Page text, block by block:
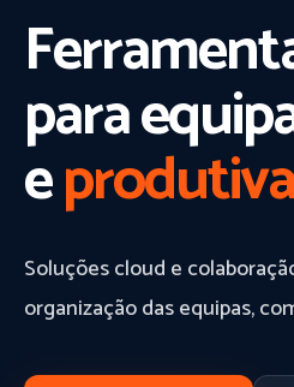
para
e
Soluções cloud e
organização das equipas,